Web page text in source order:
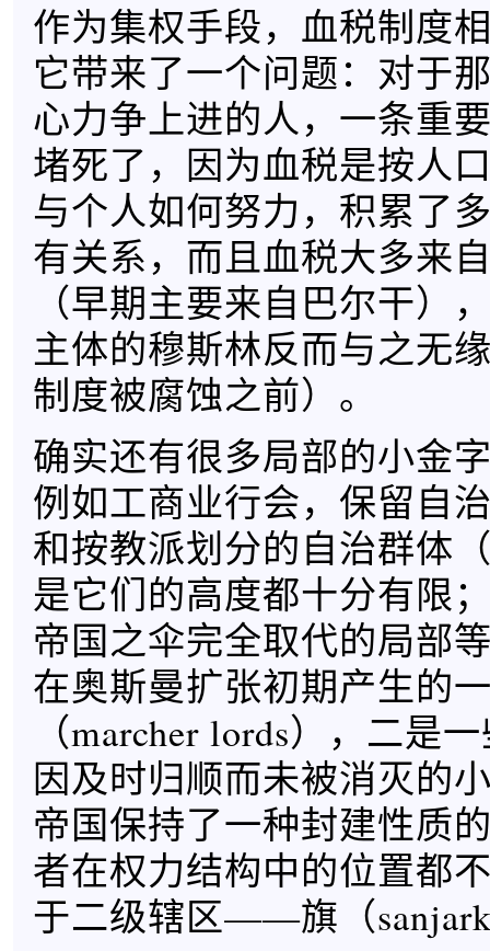
作为集权手段，血税制度
它带来了一个问题：对于
心力争上进的人，一条重
堵死了，因为血税是按人
与个人如何努力，积累了
有关系，而且血税大多来
（早期主要来自巴尔干）
主体的穆斯林反而与之无
制度被腐蚀之前）。
确实还有很多局部的小金
例如工商业行会，保留自
和按教派划分的自治群体
是它们的高度都十分有限
帝国之伞完全取代的局部
在奥斯曼扩张初期产生的
（marcher lords），二是
因及时归顺而未被消灭的
帝国保持了一种封建性质
者在权力结构中的位置都
于二级辖区——旗（